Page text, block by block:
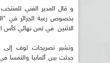
و قال المدير الفني للمنتخب
بخصوص رغبة الجزائر في
الاثنين في ثمن نهائي كأس
وتشير تصريحات لوف إلى